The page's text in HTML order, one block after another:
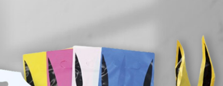
ก้วน้ำ ถุงพลาสติกใส่เสื้อผ้า